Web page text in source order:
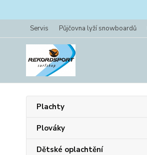
Servis Půjčovna lyží snowboardů
Plachty
Plováky
Dětské oplachtění